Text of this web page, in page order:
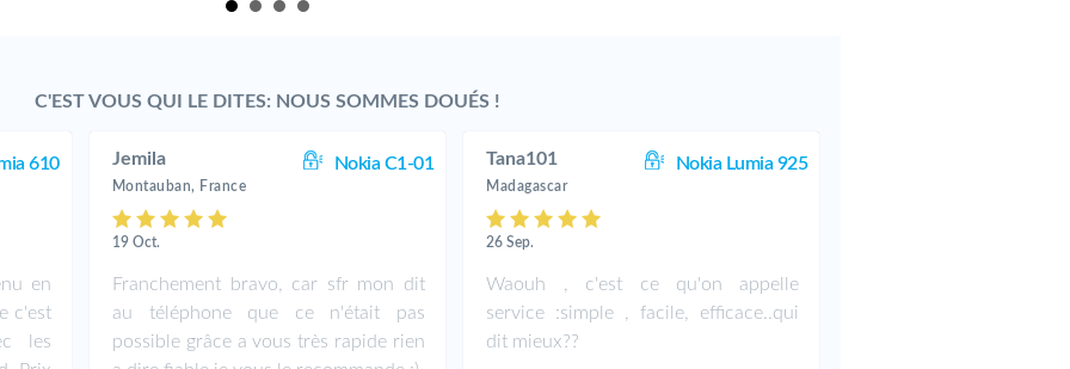
C'EST VOUS QUI LE DITES: NOUS SOMMES DOUÉS !
610
en
c'est
les
Jemila Nokia C1-01
Montauban, France
19 Oct.
Franchement bravo, car sfr mon dit
au téléphone que ce n'était pas
possible grâce a vous très rapide rien
Tana101 Nokia Lumia 925
Madagascar
26 Sep.
Waouh , c'est ce qu'on appelle
service :simple , facile, efficace..qui
dit mieux??